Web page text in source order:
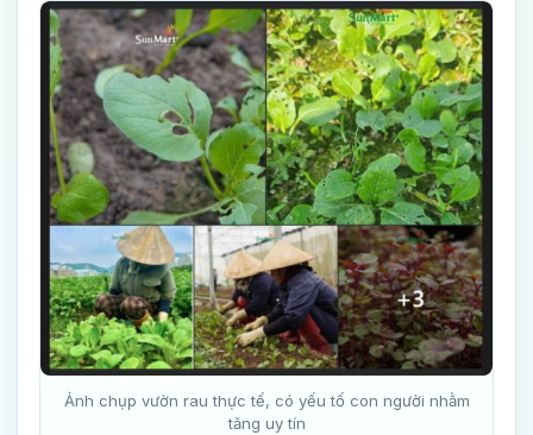
Ảnh chụp vườn rau thực tế, có yếu tố con người nhằm
tăng uy tín